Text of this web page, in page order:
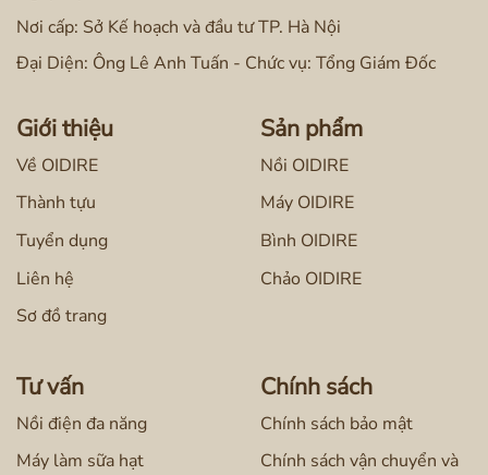
Nơi cấp: Sở Kế hoạch và đầu tư TP. Hà Nội
Đại Diện: Ông Lê Anh Tuấn - Chức vụ: Tổng Giám Đốc
Giới thiệu
Về OIDIRE
Thành tựu
Tuyển dụng
Liên hệ
Sơ đồ trang
Sản phẩm
Nồi OIDIRE
Máy OIDIRE
Bình OIDIRE
Chảo OIDIRE
Tư vấn
Nồi điện đa năng
Máy làm sữa hạt
Chính sách
Chính sách bảo mật
Chính sách vận chuyển và